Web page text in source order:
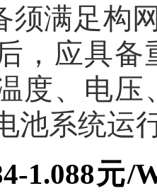
须满足构
，应具
度、电
池系统运
1.088元